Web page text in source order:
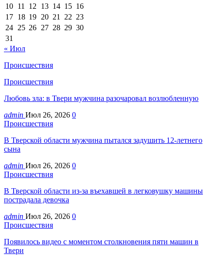
10 11 12 13 14 15 16
17 18 19 20 21 22 23
24 25 26 27 28 29 30
31
« Июл
Происшествия
Происшествия
Любовь зла: в Твери мужчина разочаровал возлюбленную
admin Июл 26, 2026 0
Происшествия
В Тверской области мужчина пытался задушить 12-летнего
сына
admin Июл 26, 2026 0
Происшествия
В Тверской области из-за въехавшей в легковушку машины
пострадала девочка
admin Июл 26, 2026 0
Происшествия
Появилось видео с моментом столкновения пяти машин в
Твери